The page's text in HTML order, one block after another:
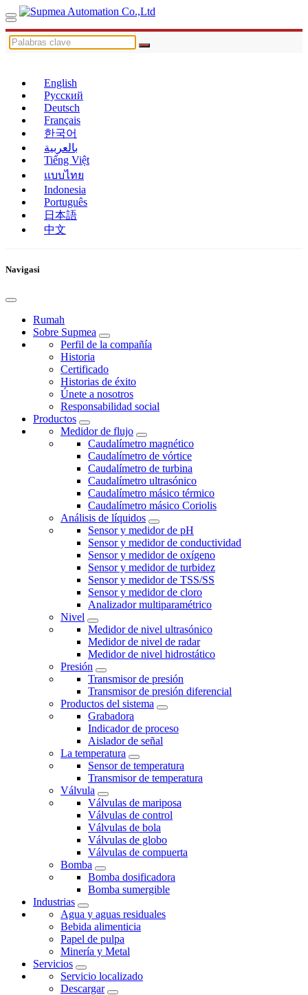
English
Русский
Deutsch
Français
한국어
بالعربية
Tiếng Việt
แบบไทย
Indonesia
Português
日本語
中文
Navigasi
Rumah
Sobre Supmea
Perfil de la compañía
Historia
Certificado
Historias de éxito
Únete a nosotros
Responsabilidad social
Productos
Medidor de flujo
Caudalímetro magnético
Caudalímetro de vórtice
Caudalímetro de turbina
Caudalímetro ultrasónico
Caudalímetro másico térmico
Caudalímetro másico Coriolis
Análisis de líquidos
Sensor y medidor de pH
Sensor y medidor de conductividad
Sensor y medidor de oxígeno
Sensor y medidor de turbidez
Sensor y medidor de TSS/SS
Sensor y medidor de cloro
Analizador multiparamétrico
Nivel
Medidor de nivel ultrasónico
Medidor de nivel de radar
Medidor de nivel hidrostático
Presión
Transmisor de presión
Transmisor de presión diferencial
Productos del sistema
Grabadora
Indicador de proceso
Aislador de señal
La temperatura
Sensor de temperatura
Transmisor de temperatura
Válvula
Válvulas de mariposa
Válvulas de control
Válvulas de bola
Válvulas de globo
Válvulas de compuerta
Bomba
Bomba dosificadora
Bomba sumergible
Industrias
Agua y aguas residuales
Bebida alimenticia
Papel de pulpa
Minería y Metal
Servicios
Servicio localizado
Descargar